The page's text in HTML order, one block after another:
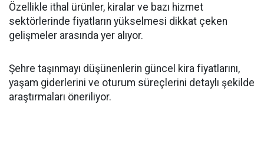
Özellikle ithal ürünler, kiralar ve bazı hizmet
sektörlerinde fiyatların yükselmesi dikkat çeken
gelişmeler arasında yer alıyor.
Şehre taşınmayı düşünenlerin güncel kira fiyatlarını,
yaşam giderlerini ve oturum süreçlerini detaylı şekilde
araştırmaları öneriliyor.